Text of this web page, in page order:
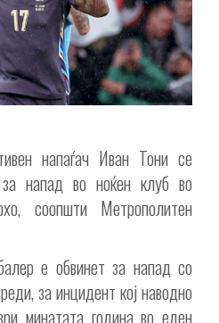
напаѓач Иван Тони се
напад во ноќен клуб во
соопшти Метрополитен
е обвинет за напад со
за инцидент кој наводно
минатата година во еден